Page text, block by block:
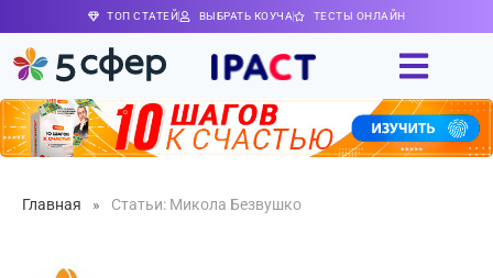
ТОП СТАТЕЙ ВЫБРАТЬ КОУЧА ТЕСТЫ ОНЛАЙН
Главная » Статьи: Микола Безвушко